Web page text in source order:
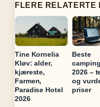
FLERE RELATERTE
Tine Kornelia
Kløv: alder,
kjæreste,
Farmen,
Paradise Hotel
2026
Beste
2026 –
og
priser